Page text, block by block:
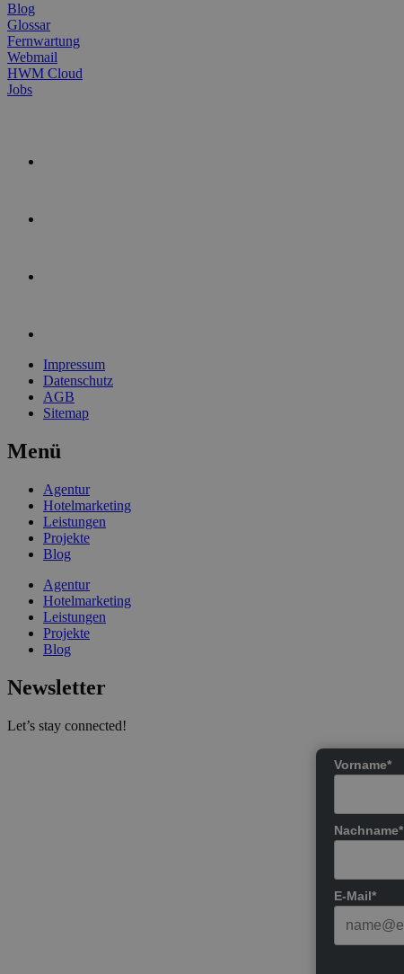
Blog
Glossar
Fernwartung
Webmail
HWM Cloud
Jobs
Impressum
Datenschutz
AGB
Sitemap
Menü
Agentur
Hotelmarketing
Leistungen
Projekte
Blog
Agentur
Hotelmarketing
Leistungen
Projekte
Blog
Newsletter
Let’s stay connected!
Vorname*
Nachname*
E-Mail*